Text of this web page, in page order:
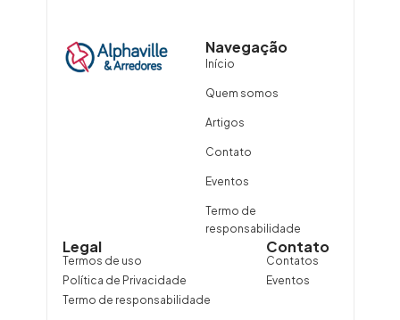
Navegação
Início
Quem somos
Artigos
Contato
Eventos
Termo de
responsabilidade
Contato
Contatos
Eventos
Legal
Termos de uso
Política de Privacidade
Termo de responsabilidade